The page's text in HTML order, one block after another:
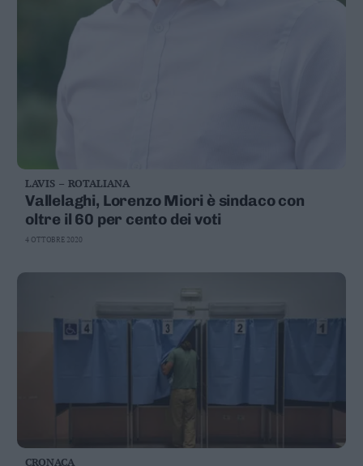
LAVIS – ROTALIANA
Vallelaghi, Lorenzo Miori è sindaco con
oltre il 60 per cento dei voti
4 OTTOBRE 2020
CRONACA